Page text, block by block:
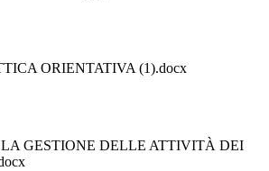
ORIENTATIVA (1).docx
GESTIONE DELLE ATTIVITÀ DEI